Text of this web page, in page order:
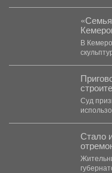
В
судов
Суд
Стало
ЗАГСа